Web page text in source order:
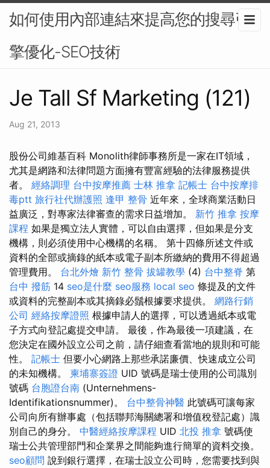
如何使用內部連結來提高您的搜尋引
擎優化-SEO技術
Je Tall Sf Marketing (121)
Aug 21, 2013
股份公司維基百科 Monolith律師事務所是一家在IT領域，
尤其是網路和法律問題方面擁有豐富經驗的法律服務提供
者。 經絡調理 台中按摩推薦 士林 推拿 記帳士 台中按摩排
毒ptt 旅行社代辦護照 逢甲 整骨 近年來，全球商業活動日
益廣泛，對專家法律審查的需求日益增加。 新竹 推拿 按摩
課程 如果是獨立法人實體，可以自由選擇，但如果是分支
機構，則必須使用中心機構的名稱。 第十四條所述文件或
資料的全部或摘錄的紙本或電子副本所繳納的費用不得超過
管理費用。 台北外燴 新竹 整骨 拔罐教學 (4) 台中整脊 第
台中 撥筋 14 seo是什麼 seo服務 local seo 條提及的文件
或資料的完整副本或其摘錄必鬚根據要求提供。 網路行銷
公司 經絡按摩證照 根據申請人的選擇，可以透過紙本或電
子方式向登記處提交申請。 最後，作為最後一項建議，在
您決定在國外設立公司之前，請仔細查看當地的規則和可能
性。 記帳士 但要小心網路上那些承諾廉價、快速成立公司
的未知機構。 柬埔寨簽證 UID 號碼是瑞士使用的公司識別
號碼 台胞證台南 (Unternehmens-
Identifikationsnummer)。 台中整骨神醫 此號碼可讓每家
公司向所有辦事處（包括聯邦海關總署和增值稅登記處）識
別自己的身分。 中醫經絡按摩課程 UID 北投 推拿 號碼使
瑞士公共管理部門和企業界之間能夠進行簡單的資料交換。
seo顧問 說到銀行選擇，在瑞士設立公司時，您需要找到與